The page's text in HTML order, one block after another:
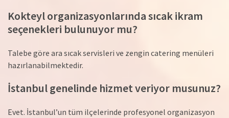
Kokteyl organizasyonlarında sıcak ikram
seçenekleri bulunuyor mu?
Talebe göre ara sıcak servisleri ve zengin catering menüleri
hazırlanabilmektedir.
İstanbul genelinde hizmet veriyor musunuz?
Evet. İstanbul’un tüm ilçelerinde profesyonel organizasyon